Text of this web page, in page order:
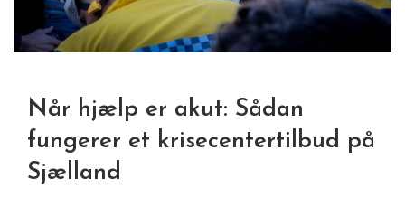
Når hjælp er akut: Sådan
fungerer et krisecentertilbud på
Sjælland